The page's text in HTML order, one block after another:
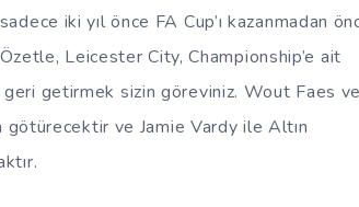
iki yıl önce FA Cup’ı kazanmadan
Leicester City, Championship’e ait
getirmek sizin göreviniz. Wout Faes ve
ve Jamie Vardy ile Altın